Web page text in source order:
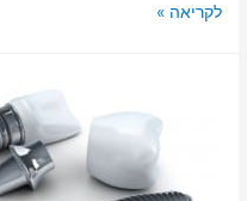
לקריאה »